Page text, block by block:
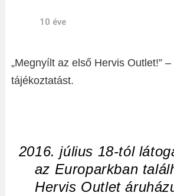
10 éve
„Megnyílt az első Hervis Outlet!”
tájékoztatást.
2016. július 18-tól
az Europarkban
Hervis Outlet